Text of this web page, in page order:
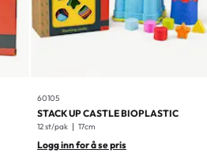
60105
STACK UP CASTLE BIOPLASTIC
12 st/pak 17cm
Logg inn for å se pris